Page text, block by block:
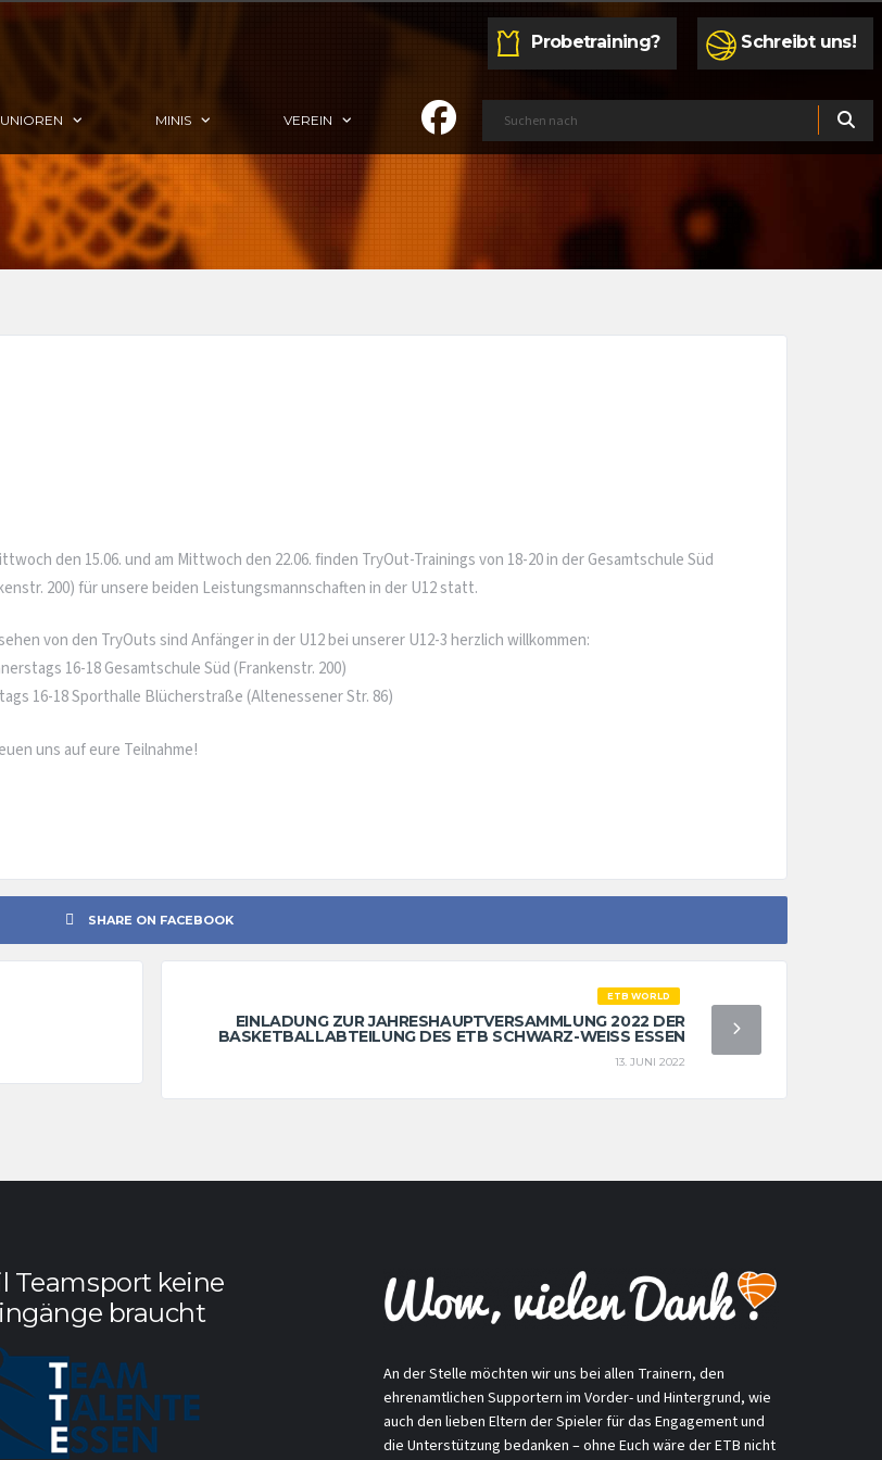
Probetraining? Schreibt uns!
MINIS VEREIN
den 15.06. und am Mittwoch den 22.06. finden TryOut-Trainings von 18-20 in der Gesamtschule Süd
200) für unsere beiden Leistungsmannschaften in der U12 statt.
von den TryOuts sind Anfänger in der U12 bei unserer U12-3 herzlich willkommen:
16-18 Gesamtschule Süd (Frankenstr. 200)
16-18 Sporthalle Blücherstraße (Altenessener Str. 86)
uns auf eure Teilnahme!
SHARE ON FACEBOOK
ETB WORLD
EINLADUNG ZUR JAHRESHAUPTVERSAMMLUNG 2022 DER
BASKETBALLABTEILUNG DES ETB SCHWARZ-WEISS ESSEN
13. JUNI 2022
Teamsport keine
braucht
An der Stelle möchten wir uns bei allen Trainern, den
ehrenamtlichen Supportern im Vorder- und Hintergrund, wie
auch den lieben Eltern der Spieler für das Engagement und
die Unterstützung bedanken – ohne Euch wäre der ETB nicht